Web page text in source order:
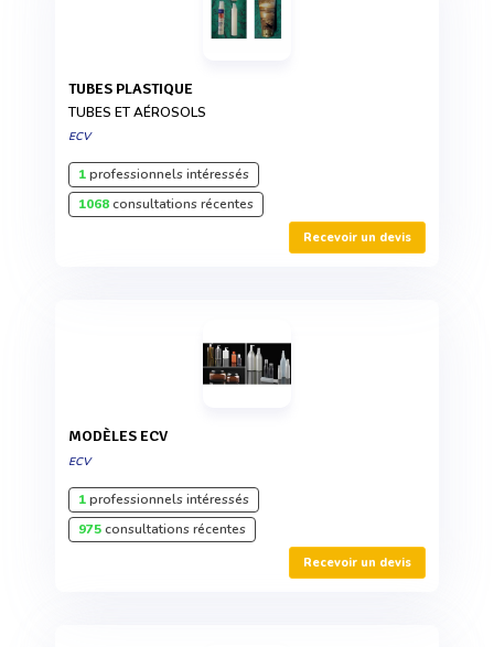
TUBES PLASTIQUE
TUBES ET AÉROSOLS
ECV
1professionnels intéressés
1068consultations récentes
Recevoir un devis
MODÈLES ECV
ECV
1professionnels intéressés
975consultations récentes
Recevoir un devis